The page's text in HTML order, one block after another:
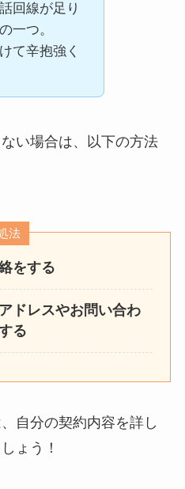
回線が足り
一つ。
て辛抱強く
い場合は、以下の方法
法
をする
ドレスやお問い合わ
る
自分の契約内容を詳し
ょう！